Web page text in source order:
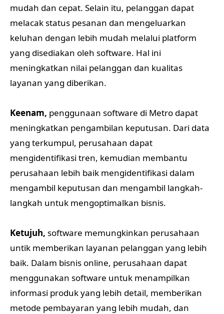
mudah dan cepat. Selain itu, pelanggan dapat
melacak status pesanan dan mengeluarkan
keluhan dengan lebih mudah melalui platform
yang disediakan oleh software. Hal ini
meningkatkan nilai pelanggan dan kualitas
layanan yang diberikan.
Keenam, penggunaan software di Metro dapat
meningkatkan pengambilan keputusan. Dari data
yang terkumpul, perusahaan dapat
mengidentifikasi tren, kemudian membantu
perusahaan lebih baik mengidentifikasi dalam
mengambil keputusan dan mengambil langkah-
langkah untuk mengoptimalkan bisnis.
Ketujuh, software memungkinkan perusahaan
untik memberikan layanan pelanggan yang lebih
baik. Dalam bisnis online, perusahaan dapat
menggunakan software untuk menampilkan
informasi produk yang lebih detail, memberikan
metode pembayaran yang lebih mudah, dan